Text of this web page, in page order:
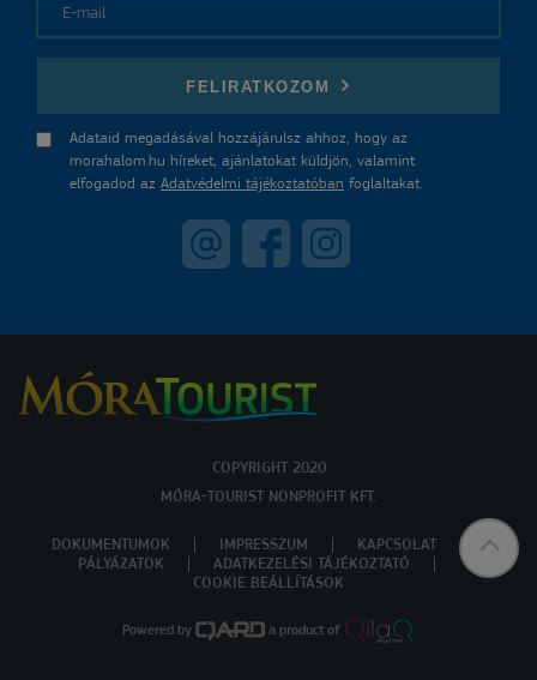
FELIRATKOZOM
Adataid megadásával hozzájárulsz ahhoz, hogy az
morahalom.hu híreket, ajánlatokat küldjön, valamint
elfogadod az Adatvédelmi tájékoztatóban foglaltakat.
COPYRIGHT 2020
MÓRA-TOURIST NONPROFIT KFT.
DOKUMENTUMOK IMPRESSZUM
KAPCSOLAT
PÁLYÁZATOK
ADATKEZELÉSI TÁJÉKOZTATÓ
COOKIE BEÁLLÍTÁSOK
Powered by a product of